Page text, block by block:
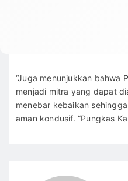
“Juga menunjukkan bahwa
menjadi mitra yang dapat
menebar kebaikan
aman kondusif. “Pungkas